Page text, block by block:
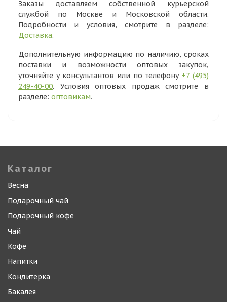
Заказы доставляем собственной курьерской
службой по Москве и Московской области.
Подробности и условия, смотрите в разделе:
Доставка.
Дополнительную информацию по наличию, сроках
поставки и возможности оптовых закупок,
уточняйте у консультантов или по телефону +7 (495)
249-40-00. Условия оптовых продаж смотрите в
разделе: оптовикам.
Каталог
Весна
Подарочный чай
Подарочный кофе
Чай
Кофе
Напитки
Кондитерка
Бакалея